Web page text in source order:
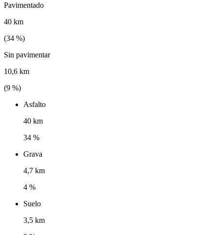
Pavimentado
40 km
(34 %)
Sin pavimentar
10,6 km
(9 %)
Asfalto
40 km
34 %
Grava
4,7 km
4 %
Suelo
3,5 km